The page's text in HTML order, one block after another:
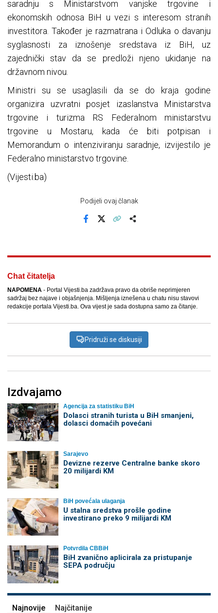
saradnju s Ministarstvom vanjske trgovine i
ekonomskih odnosa BiH u vezi s interesom stranih
investitora. Također je razmatrana i Odluka o davanju
syglasnosti za iznošenje sredstava iz BiH, uz
zajednički stav da se predloži njeno ukidanje na
državnom nivou.
Ministri su se usaglasili da se do kraja godine
organizira uzvratni posjet izaslanstva Ministarstva
trgovine i turizma RS Federalnom ministarstvu
trgovine u Mostaru, kada će biti potpisan i
Memorandum o intenziviranju saradnje, izvijestilo je
Federalno ministarstvo trgovine.
(Vijesti.ba)
Podijeli ovaj članak
Chat čitatelja
NAPOMENA - Portal Vijesti.ba zadržava pravo da obriše neprimjeren
sadržaj bez najave i objašnjenja. Mišljenja iznešena u chatu nisu stavovi
redakcije portala Vijesti.ba. Ova vijest je sada dostupna samo za čitanje.
Pridruži se diskusiji
Izdvajamo
Agencija za statistiku BiH
Dolasci stranih turista u BiH smanjeni,
dolasci domaćih povećani
Sarajevo
Devizne rezerve Centralne banke skoro
20 milijardi KM
BiH povećala ulaganja
U stalna sredstva prošle godine
investirano preko 9 milijardi KM
Potvrdila CBBiH
BiH zvanično aplicirala za pristupanje
SEPA području
Najnovije Najčitanije